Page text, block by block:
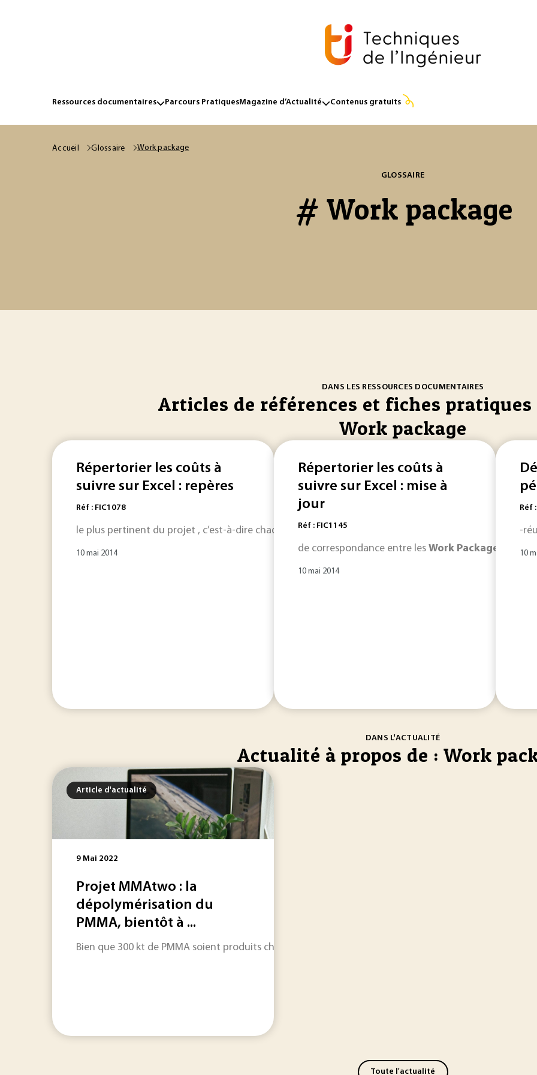
Ressources documentaires Parcours PratiquesMagazine d’Actualité Contenus gratuits
Accueil Glossaire Work package
GLOSSAIRE
# Work package
DANS LES RESSOURCES DOCUMENTAIRES
Articles de références et fiches pratiques
Work package
Répertorier les coûts à
suivre sur Excel : repères
Réf : FIC1078
le plus pertinent du projet , c’est-à-dire chaque lot ou Work (WP). Le lot regroupe un
10 mai 2014
Répertorier les coûts à
suivre sur Excel : mise à
jour
Réf : FIC1145
de correspondance entre les Work Packages (WP)
10 mai 2014
Réf
-
10
DANS L'ACTUALITÉ
Actualité à propos de : Work
Article d'actualité
9 Mai 2022
Projet MMAtwo : la
dépolymérisation du
PMMA, bientôt à ...
Bien que 300 kt de PMMA soient produits chaque année en Europe, notre capacité de recyclage ne
Toute l'actualité